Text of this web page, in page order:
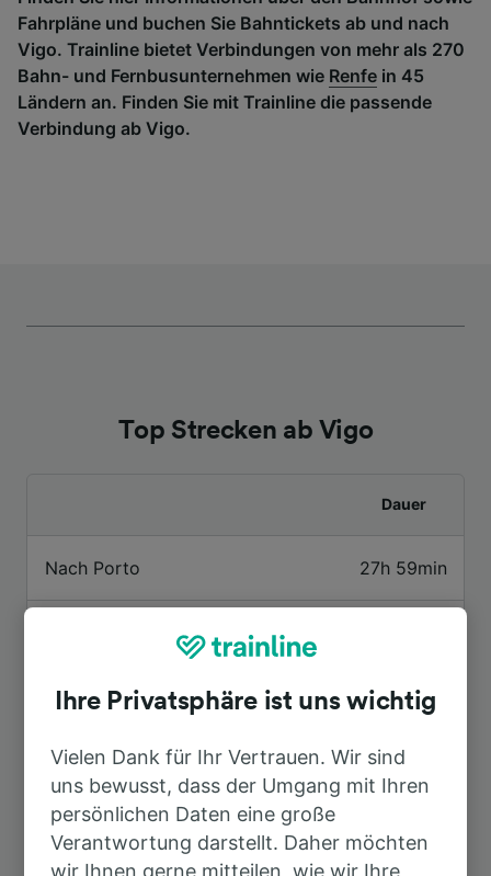
Fahrpläne und buchen Sie Bahntickets ab und nach
Vigo. Trainline bietet Verbindungen von mehr als 270
Bahn- und Fernbusunternehmen wie Renfe in 45
Ländern an. Finden Sie mit Trainline die passende
Verbindung ab Vigo.
Top Strecken ab Vigo
Dauer
Nach Porto 27h 59min
Nach Santiago de Compostela
Nach Pontevedra 23h 39min
Nach Madrid 12h 7min
Nach Lissabon
Ihre Privatsphäre ist uns wichtig
Vielen Dank für Ihr Vertrauen. Wir sind
uns bewusst, dass der Umgang mit Ihren
persönlichen Daten eine große
Verantwortung darstellt. Daher möchten
wir Ihnen gerne mitteilen, wie wir Ihre